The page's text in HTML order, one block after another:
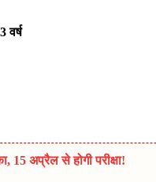
वर्ष
15 अप्रैल से होगी परीक्षा!